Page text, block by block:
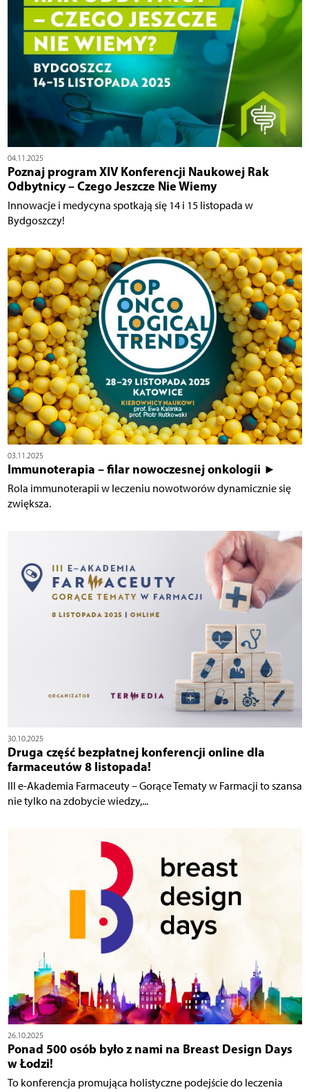
04.11.2025
Poznaj program XIV Konferencji Naukowej Rak
Odbytnicy – Czego Jeszcze Nie Wiemy
Innowacje i medycyna spotkają się 14 i 15 listopada w
Bydgoszczy!
03.11.2025
Immunoterapia – filar nowoczesnej onkologii ►
Rola immunoterapii w leczeniu nowotworów dynamicznie się
zwiększa.
30.10.2025
Druga część bezpłatnej konferencji online dla
farmaceutów 8 listopada!
III e-Akademia Farmaceuty – Gorące Tematy w Farmacji to szansa
nie tylko na zdobycie wiedzy,...
26.10.2025
Ponad 500 osób było z nami na Breast Design Days
w Łodzi!
To konferencja promująca holistyczne podejście do leczenia